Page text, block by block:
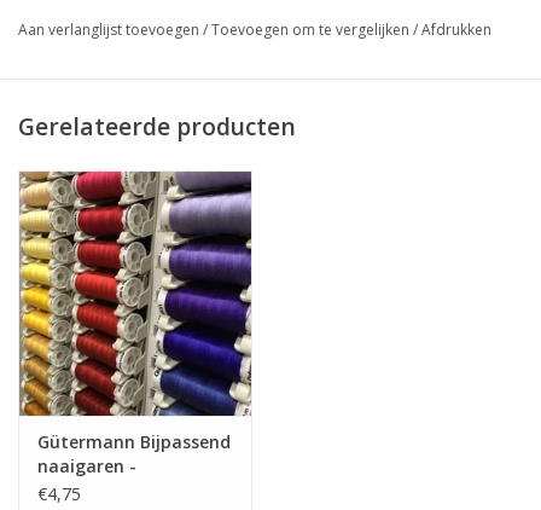
Verkrijgbaar in vele kleuren
Samenstelling 85% PE - 12% PA 3% elastan
Gewicht
240gr
Toepassing
rok, broek, vest, jas, tas,...
Label
Oekotex
Stretch
ja
Aan verlanglijst toevoegen /Toevoegen om te vergelijken /Afdrukken
Gerelateerde producten
Gütermann Bijpassend
naaigaren -
Allesnaaigaren 200m
€4,75